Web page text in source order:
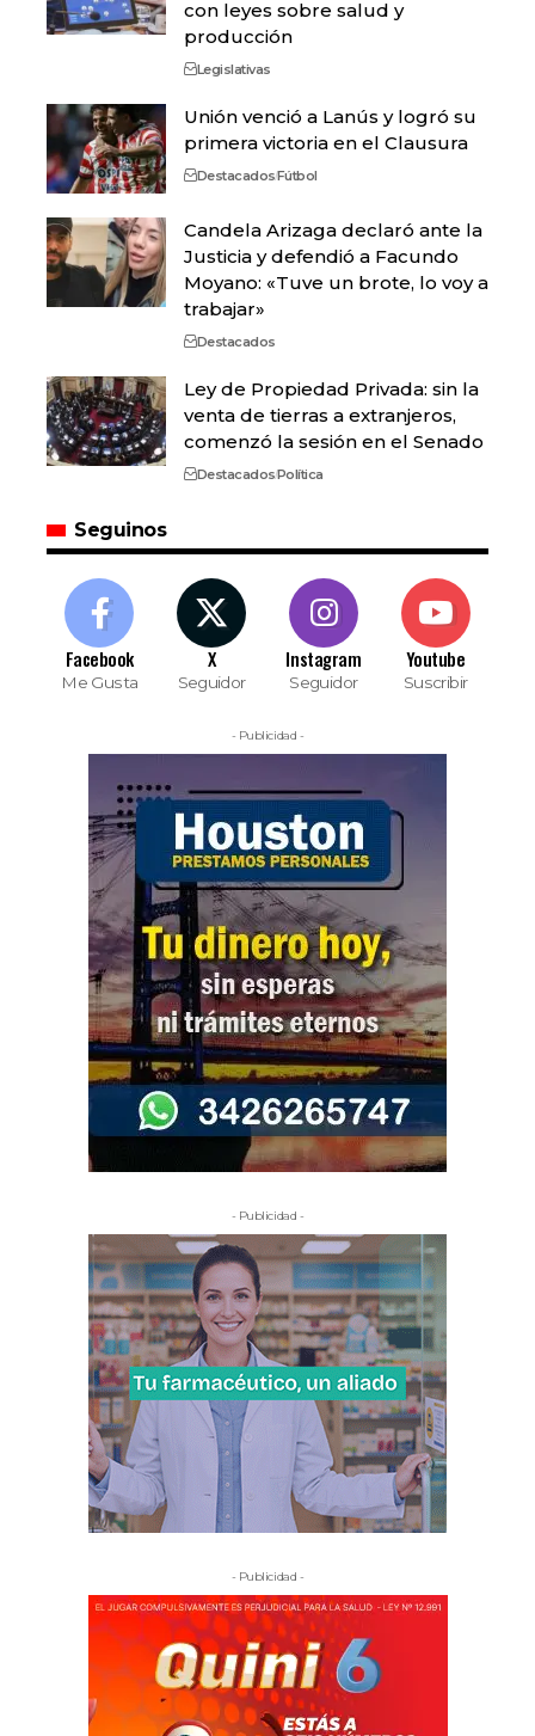
con leyes sobre salud y
producción
Legislativas
Unión venció a Lanús y logró su
primera victoria en el Clausura
DestacadosFútbol
Candela Arizaga declaró ante la
Justicia y defendió a Facundo
Moyano: «Tuve un brote, lo voy a
trabajar»
Destacados
Ley de Propiedad Privada: sin la
venta de tierras a extranjeros,
comenzó la sesión en el Senado
DestacadosPolítica
Seguinos
Facebook
Me Gusta
X
Seguidor
Instagram
Seguidor
Youtube
Suscribir
- Publicidad -
- Publicidad -
- Publicidad -